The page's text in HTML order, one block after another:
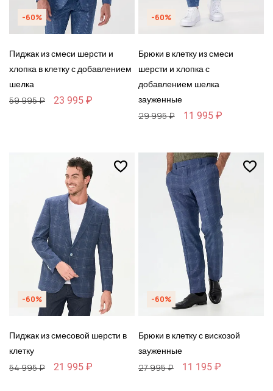
-60%
Пиджак из смеси шерсти и
хлопка в клетку с добавлением
шелка
59 995 ₽ 23 995 ₽
-60%
Брюки в клетку из смеси
шерсти и хлопка с
добавлением шелка
зауженные
29 995 ₽ 11 995 ₽
-60%
Пиджак из смесовой шерсти в
клетку
54 995 ₽ 21 995 ₽
-60%
Брюки в клетку с вискозой
зауженные
27 995 ₽ 11 195 ₽